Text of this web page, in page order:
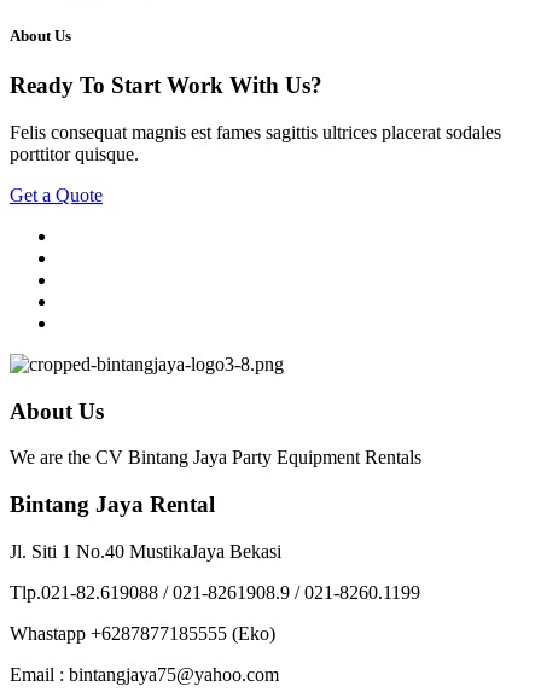
About Us
Ready To StartWork With Us?
Felis consequat magnis est fames sagittis ultrices placerat sodales
porttitor quisque.
Get a Quote
About Us
We are the CV Bintang Jaya Party Equipment Rentals
Bintang Jaya Rental
Jl. Siti 1 No.40 MustikaJaya Bekasi
Tlp.021-82.619088 / 021-8261908.9 / 021-8260.1199
Whastapp +6287877185555 (Eko)
Email : bintangjaya75@yahoo.com